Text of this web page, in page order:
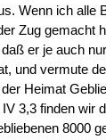
Wenn ich alle
Zug gemacht
er je auch
und vermute
Heimat
3,3 finden wir
8000